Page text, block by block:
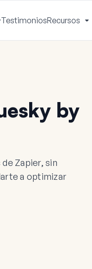
Activar
TestimoniosRecursos
by
Zapier, sin
a optimizar